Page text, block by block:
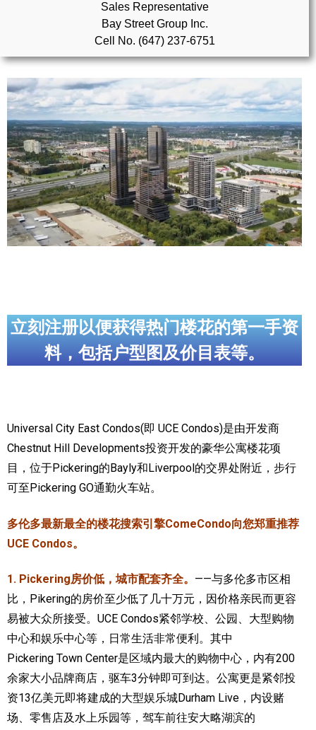
实用链接
加拿大房地产网站
大多伦多教育网站
大多伦多医疗机构
加拿大银行贷款机构
大多伦多交通网络
走近加拿大
为什么移民加拿大
加拿大社会保险系统
定居安大略省
安大略省免费医疗保险
加拿大的福利制度
吃货眼中的加拿大地图
Sales Representative
Bay Street Group Inc.
Cell No. (647) 237-6751
立刻注册以便获得热门楼花的第一手资
料，包括户型图及价目表等。
Universal City East Condos(即 UCE Condos)是由开发商
Chestnut Hill Developments投资开发的豪华公寓楼花项
目，位于Pickering的Bayly和Liverpool的交界处附近，步行
可至Pickering GO通勤火车站。
多伦多最新最全的楼花搜索引擎ComeCondo向您郑重推荐
UCE Condos。
1. Pickering房价低，城市配套齐全。 ——与多伦多市区相
比，Pikering的房价至少低了几十万元，因价格亲民而更容
易被大众所接受。UCE Condos紧邻学校、公园、大型购物
中心和娱乐中心等，日常生活非常便利。其中
Pickering Town Center是区域内最大的购物中心，内有200
余家大小品牌商店，驱车3分钟即可到达。公寓更是紧邻投
资13亿美元即将建成的大型娱乐城Durham Live，内设赌
场、零售店及水上乐园等，驾车前往安大略湖滨的